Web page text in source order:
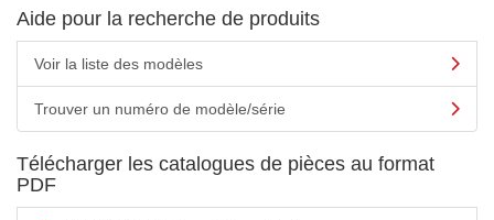
Aide pour la recherche de produits
Voir la liste des modèles
Trouver un numéro de modèle/série
Télécharger les catalogues de pièces au format
PDF